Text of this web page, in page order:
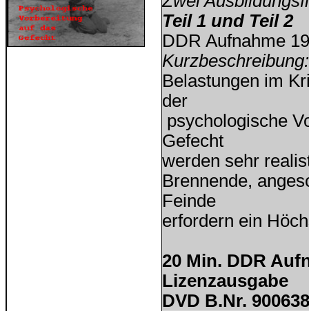
Teil 1 und Teil 2
DDR Aufnahme
Belastungen im
der
psychologische
Gefecht
werden sehr
Brennende,
Feinde
erfordern ein
20 Min. DDR
Lizenzausgabe
DVD B.Nr.